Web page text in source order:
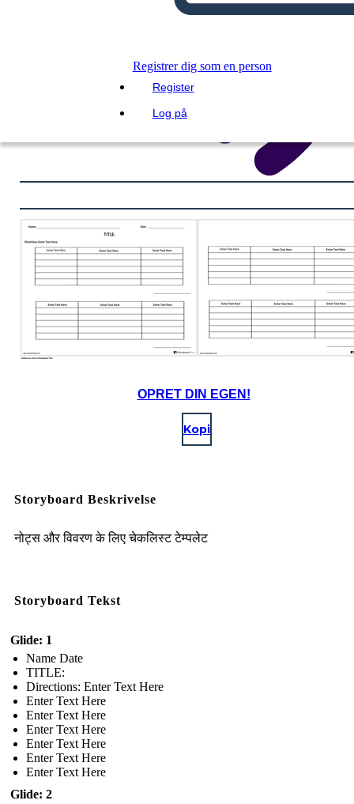
Registrer dig som en person
Register
Log på
OPRET DIN EGEN!
Kopi
Storyboard Beskrivelse
नोट्स और विवरण के लिए चेकलिस्ट टेम्पलेट
Storyboard Tekst
Glide: 1
Name Date
TITLE :
Directions: Enter Text Here
Enter Text Here
Enter Text Here
Enter Text Here
Enter Text Here
Enter Text Here
Enter Text Here
Glide: 2